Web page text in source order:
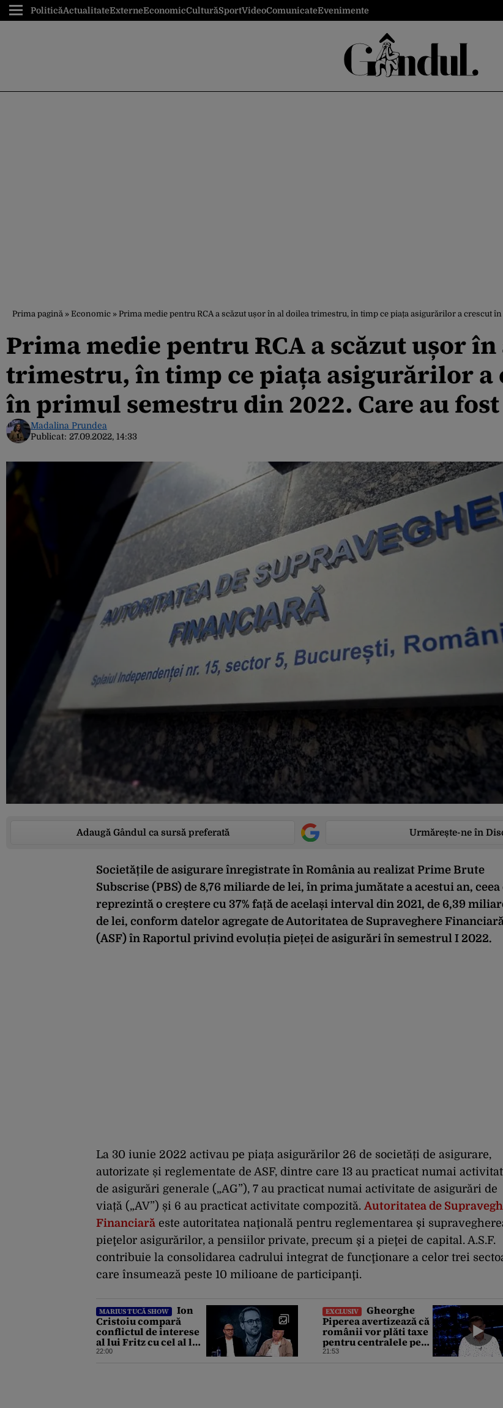
PoliticăActualitateExterneEconomicCulturăSportVideoComunicateEvenimente
Prima pagină » Economic » Prima medie pentru RCA a scăzut ușor în al doilea trimestru, în timp ce piața asigurărilor a crescut
Prima medie pentru RCA a scăzut ușor
trimestru, în timp ce piața asigurărilor a
în primul semestru din 2022. Care au
Madalina Prundea
Publicat: 27.09.2022, 14:33
Adaugă Gândul ca sursă preferată Urmărește-ne în
Societățile de asigurare înregistrate în România au realizat Prime Brute
Subscrise (PBS) de 8,76 miliarde de lei, în prima jumătate a acestui an, ceea
reprezintă o creștere cu 37% față de același interval din 2021, de 6,39
de lei, conform datelor agregate de Autoritatea de Supraveghere
(ASF) în Raportul privind evoluția pieței de asigurări în semestrul I 2022.
La 30 iunie 2022 activau pe piața asigurărilor 26 de societăți de asigurare,
autorizate și reglementate de ASF, dintre care 13 au practicat numai
de asigurări generale („AG”), 7 au practicat numai activitate de asigurări de
viață („AV”) și 6 au practicat activitate compozită.Autoritatea de
Financiară este autoritatea naţională pentru reglementarea şi
pieţelor asigurărilor, a pensiilor private, precum şi a pieţei de capital. A.S.F.
contribuie la consolidarea cadrului integrat de funcţionare a celor trei
care însumează peste 10 milioane de participanţi.
MARIUS TUCĂ SHOW
Ion
Cristoiu compară
conflictul de interese
al lui Fritz cu cel al lui
Iohannis: „Ghinionul
22:00
EXCLUSIV
Gheorghe
Piperea avertizează că
românii vor plăti taxe
pentru centralele pe
gaz și sobe sub formă
21:53